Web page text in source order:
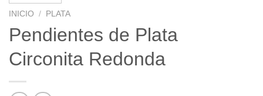
INICIO / PLATA
Pendientes de Plata
Circonita Redonda